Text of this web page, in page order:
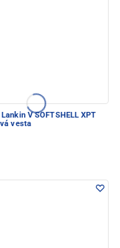
Lankin V SOFTSHELL XPT
vesta